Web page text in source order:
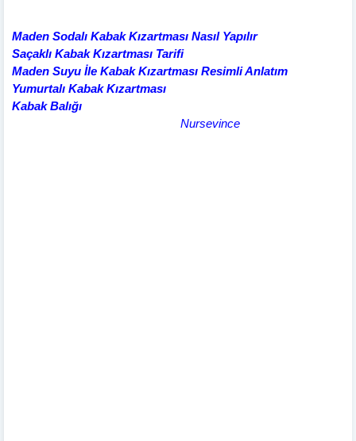
Maden Sodalı Kabak Kızartması Nasıl Yapılır
Saçaklı Kabak Kızartması Tarifi
Maden Suyu İle Kabak Kızartması Resimli Anlatım
Yumurtalı Kabak Kızartması
Kabak Balığı
Nursevince